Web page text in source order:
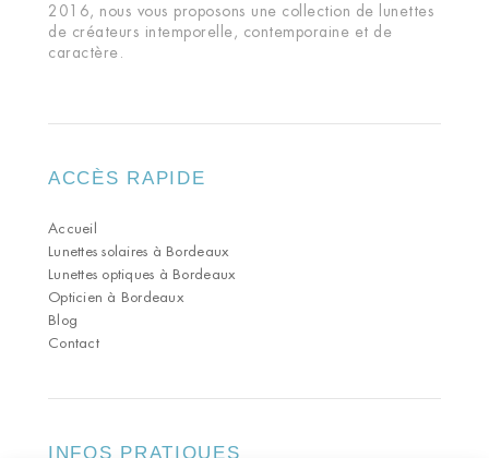
2016, nous vous proposons une collection de lunettes
de créateurs intemporelle, contemporaine et de
caractère.
ACCÈS RAPIDE
Accueil
Lunettes solaires à Bordeaux
Lunettes optiques à Bordeaux
Opticien à Bordeaux
Blog
Contact
INFOS PRATIQUES